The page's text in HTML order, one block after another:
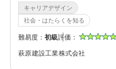
キャリアデザイン
社会・はたらくを知る
難易度： 初級評価：
萩原建設工業株式会社